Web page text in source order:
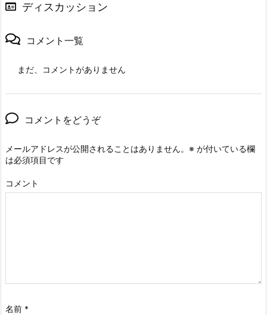
ディスカッション
コメント一覧
まだ、コメントがありません
コメントをどうぞ
メールアドレスが公開されることはありません。 ※ が付いている欄
は必須項目です
コメント
名前 *